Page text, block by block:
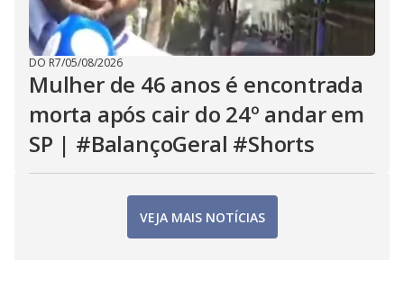
DO R7/05/08/2026
Mulher de 46 anos é encontrada
morta após cair do 24º andar em
SP | #BalançoGeral #Shorts
VEJA MAIS NOTÍCIAS